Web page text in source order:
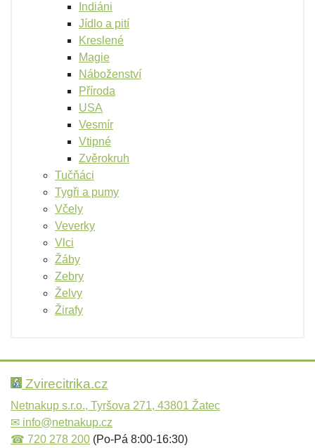
Indiáni
Jídlo a pití
Kreslené
Magie
Náboženství
Příroda
USA
Vesmír
Vtipné
Zvěrokruh
Tučňáci
Tygři a pumy
Včely
Veverky
Vlci
Žáby
Zebry
Želvy
Žirafy
Zvirecitrika.cz
Netnakup s.r.o., Tyršova 271, 43801 Žatec
✉ info@netnakup.cz
☎ 720 278 200 (Po-Pá 8:00-16:30)